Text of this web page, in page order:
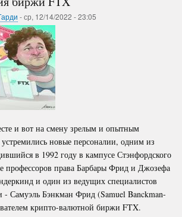
-ср, 12/14/2022 - 23:05
и вот на смену зрелым и опытным
устремились новые персоналии, одним из
в 1992 году в кампусе Стэнфордского
профессоров права Барбары Фрид и Джозефа
и один из ведущих специалистов
Самуэль Бэнкман Фрид (Samuel Banckman-
крипто-валютной биржи FTX.